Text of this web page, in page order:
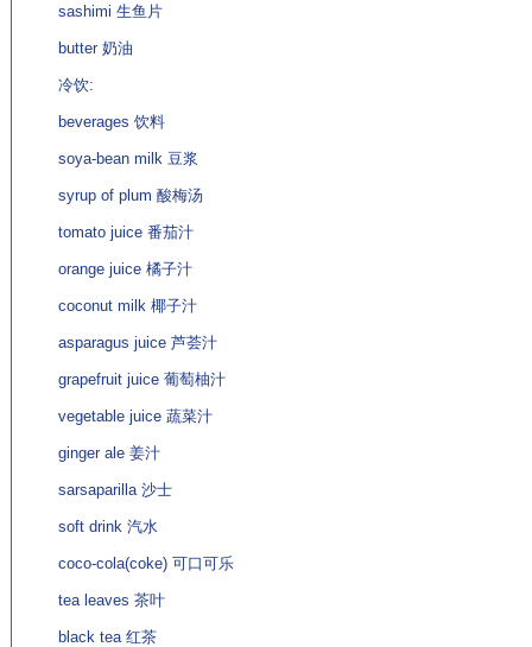
sashimi 生鱼片
butter 奶油
冷饮:
beverages 饮料
soya-bean milk 豆浆
syrup of plum 酸梅汤
tomato juice 番茄汁
orange juice 橘子汁
coconut milk 椰子汁
asparagus juice 芦荟汁
grapefruit juice 葡萄柚汁
vegetable juice 蔬菜汁
ginger ale 姜汁
sarsaparilla 沙士
soft drink 汽水
coco-cola(coke) 可口可乐
tea leaves 茶叶
black tea 红茶